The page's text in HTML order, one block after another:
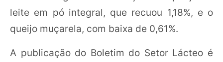
leite em pó integral, que recuou 1,18%, e o
queijo muçarela, com baixa de 0,61%.
A publicação do Boletim do Setor Lácteo é